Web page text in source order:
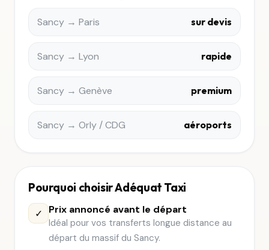
Sancy → Paris sur devis
Sancy → Lyon rapide
Sancy → Genève premium
Sancy → Orly / CDG aéroports
Pourquoi choisir Adéquat Taxi
✓ Prix annoncé avant le départ
Idéal pour vos transferts longue distance au
départ du massif du Sancy.